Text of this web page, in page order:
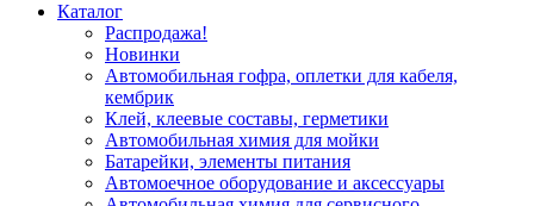
Каталог
Распродажа!
Новинки
Автомобильная гофра, оплетки для кабеля,
кембрик
Клей, клеевые составы, герметики
Автомобильная химия для мойки
Батарейки, элементы питания
Автомоечное оборудование и аксессуары